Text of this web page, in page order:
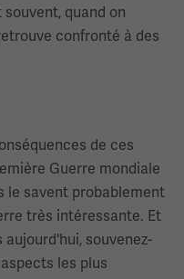
souvent, quand on
confronté à des
de ces
Guerre mondiale
le savent probablement
très intéressante. Et
souvenez-
les plus